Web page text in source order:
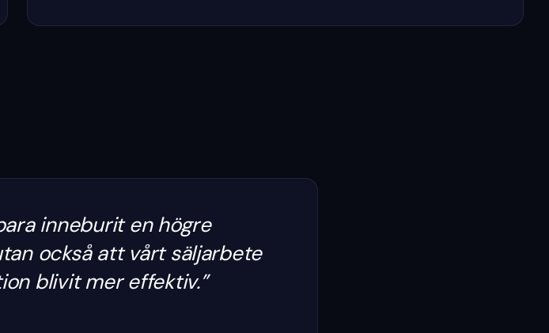
inneburit en högre
också att vårt säljarbete
blivit mer effektiv.”